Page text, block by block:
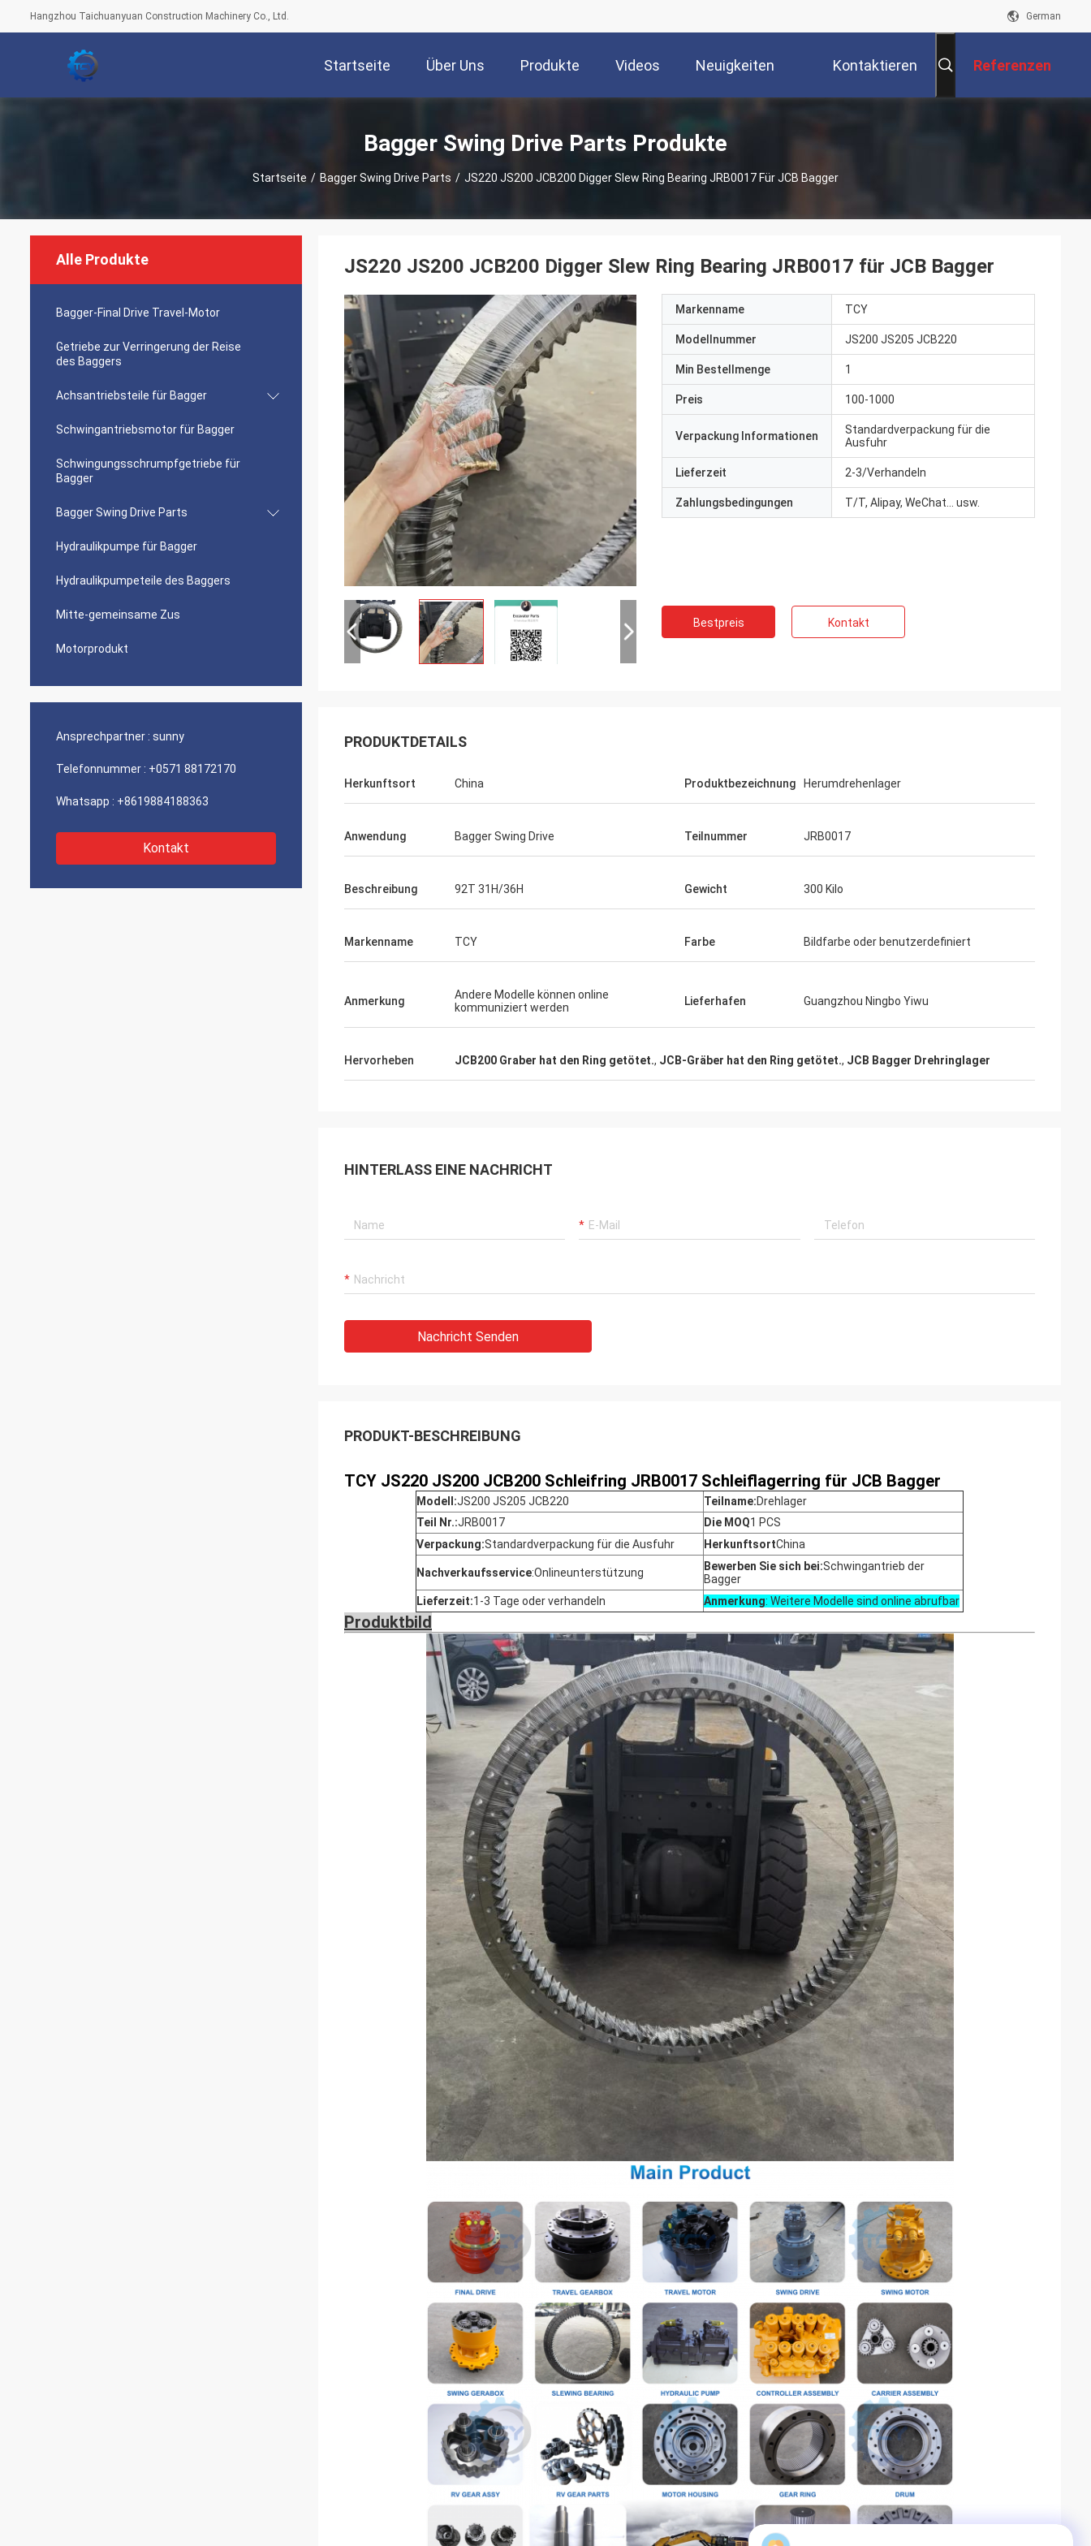
Hangzhou Taichuanyuan Construction Machinery Co., Ltd. German
Startseite Über Uns Produkte Videos Neuigkeiten Kontaktieren Referenzen
Bagger Swing Drive Parts Produkte
Startseite / Bagger Swing Drive Parts / JS220 JS200 JCB200 Digger Slew Ring Bearing JRB0017 Für JCB Bagger
Alle Produkte
Bagger-Final Drive Travel-Motor
Getriebe zur Verringerung der Reise
des Baggers
Achsantriebsteile für Bagger
Schwingantriebsmotor für Bagger
Schwingungsschrumpfgetriebe für
Bagger
Bagger Swing Drive Parts
Hydraulikpumpe für Bagger
Hydraulikpumpeteile des Baggers
Mitte-gemeinsame Zus
Motorprodukt
Ansprechpartner : sunny
Telefonnummer : +0571 88172170
Whatsapp : +8619884188363
Kontakt
JS220 JS200 JCB200 Digger Slew Ring Bearing JRB0017 für JCB Bagger
Markenname TCY
Modellnummer JS200 JS205 JCB220
Min Bestellmenge 1
Preis 100-1000
Verpackung Informationen
Standardverpackung für die
Ausfuhr
Lieferzeit 2-3/Verhandeln
Zahlungsbedingungen T/T, Alipay, WeChat... usw.
Bestpreis Kontakt
PRODUKTDETAILS
Herkunftsort China Produktbezeichnung Herumdrehenlager
Anwendung Bagger Swing Drive Teilnummer JRB0017
Beschreibung 92T 31H/36H Gewicht 300 Kilo
Markenname TCY Farbe Bildfarbe oder benutzerdefiniert
Anmerkung
Andere Modelle können online
kommuniziert werden
Lieferhafen Guangzhou Ningbo Yiwu
Hervorheben JCB200 Graber hat den Ring getötet., JCB-Gräber hat den Ring getötet., JCB Bagger Drehringlager
HINTERLASS EINE NACHRICHT
Nachricht Senden
PRODUKT-BESCHREIBUNG
TCY JS220 JS200 JCB200 Schleifring JRB0017 Schleiflagerring für JCB Bagger
Modell:JS200 JS205 JCB220 Teilname:Drehlager
Teil Nr.:JRB0017 Die MOQ1 PCS
Verpackung:Standardverpackung für die Ausfuhr HerkunftsortChina
Nachverkaufsservice:Onlineunterstützung Bewerben Sie sich bei:Schwingantrieb der
Bagger
Lieferzeit:1-3 Tage oder verhandeln Anmerkung: Weitere Modelle sind online abrufbar
Produktbild